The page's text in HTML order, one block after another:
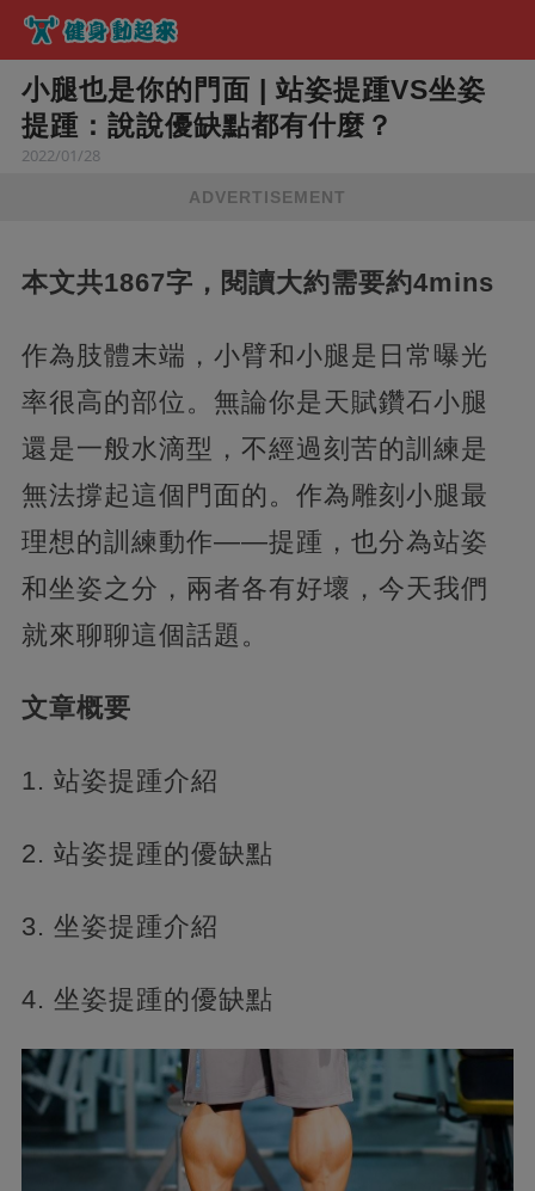
小腿也是你的門面 | 站姿提踵VS坐姿
提踵：說說優缺點都有什麼？
2022/01/28
ADVERTISEMENT
本文共1867字，閱讀大約需要約4mins
作為肢體末端，小臂和小腿是日常曝光
率很高的部位。無論你是天賦鑽石小腿
還是一般水滴型，不經過刻苦的訓練是
無法撐起這個門面的。作為雕刻小腿最
理想的訓練動作——提踵，也分為站姿
和坐姿之分，兩者各有好壞，今天我們
就來聊聊這個話題。
文章概要
1. 站姿提踵介紹
2. 站姿提踵的優缺點
3. 坐姿提踵介紹
4. 坐姿提踵的優缺點